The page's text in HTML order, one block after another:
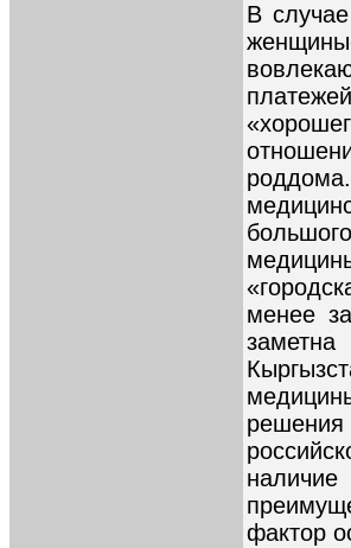
В
менее
решения
фактор